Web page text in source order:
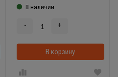
В корзинке
В наличии
- +
В корзину